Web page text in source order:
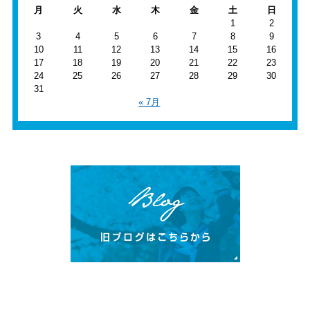
月
火 水 木 金 土
日
1
2
3
4 5 6 7 8
9
10
11 12 13 14 15
16
17
18 19 20 21 22
23
24
25 26 27 28 29
30
31
« 7月